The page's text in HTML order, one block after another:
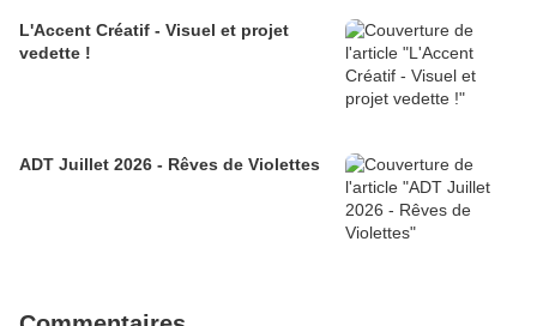
L'Accent Créatif - Visuel et projet
vedette !
ADT Juillet 2026 - Rêves de Violettes